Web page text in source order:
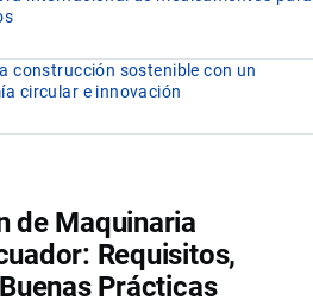
construcción sostenible con un
circular e innovación
de Maquinaria
Requisitos,
Prácticas